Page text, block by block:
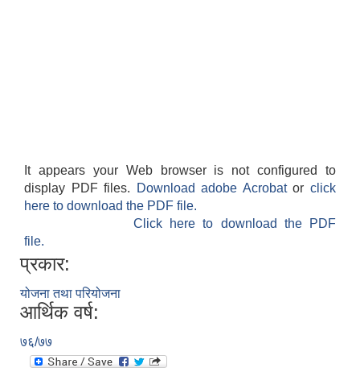
It appears your Web browser is not configured to
display PDF files.
Download adobe Acrobatorclick
here to download the PDF file.
Click here to download the PDF
file.
प्रकार:
योजना तथा परियोजना
आर्थिक वर्ष:
७६/७७